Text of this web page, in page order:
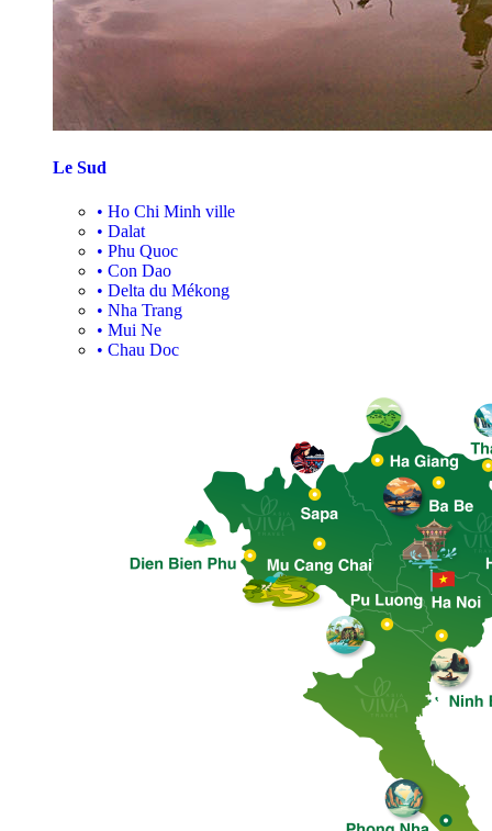
Le Sud
• Ho Chi Minh ville
• Dalat
• Phu Quoc
• Con Dao
• Delta du Mékong
• Nha Trang
• Mui Ne
• Chau Doc